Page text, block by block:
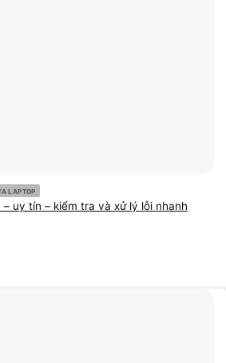
LAPTOP
uy tín – kiểm tra và xử lý lỗi nhanh